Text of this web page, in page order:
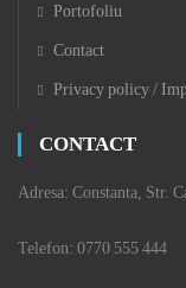
Portofoliu
Contact
Privacy policy /
CONTACT
Adresa: Constanta, Str.
Telefon: 0770 555 444